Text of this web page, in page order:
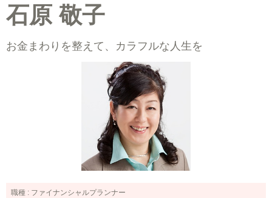
石原 敬子
お金まわりを整えて、カラフルな人生を
職種 : ファイナンシャルプランナー